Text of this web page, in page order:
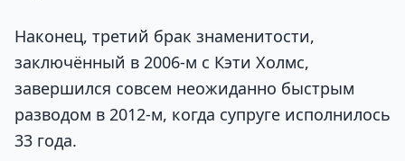
Наконец, третий брак знаменитости,
заключённый в 2006-м с Кэти Холмс,
завершился совсем неожиданно быстрым
разводом в 2012-м, когда супруге исполнилось
33 года.